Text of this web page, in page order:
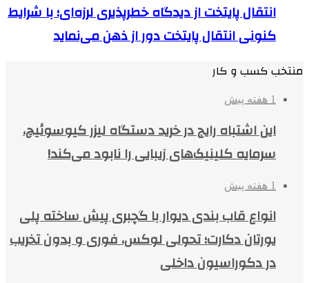
انتقال پایتخت از دیدگاه خطرپذیری لرزه‌ای؛ با شرایط
کنونی انتقال پایتخت دور از ذهن می‌نماید
منتخب کسب و کار
1 هفته پیش
این اشتباه رایج در خرید دستگاه لیزر کیوسوئیچ،
سرمایه کلینیک‌های زیبایی را نابود می‌کند!
1 هفته پیش
انواع قاب بندی دیوار با گچبری پیش ساخته پلی
یورتان دکارت؛ تحولی لوکس، فوری و بدون تخریب
در دکوراسیون داخلی